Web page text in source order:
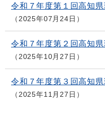
令和７年度第１回高知
2025年07月24日
令和７年度第２回高知
2025年10月27日
令和７年度第３回高知
2025年11月27日